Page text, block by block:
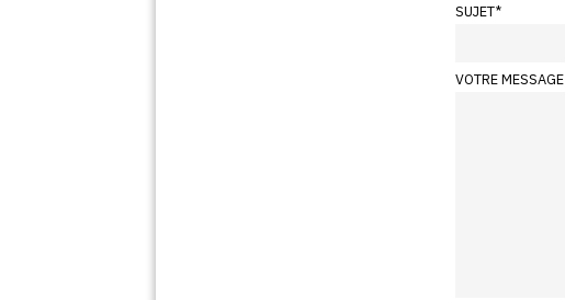
SUJET*
VOTRE MESSAGE